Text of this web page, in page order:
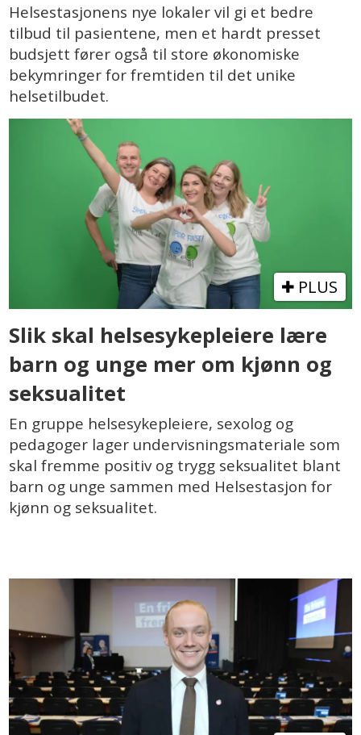
Helsestasjonens nye lokaler vil gi et bedre
tilbud til pasientene, men et hardt presset
budsjett fører også til store økonomiske
bekymringer for fremtiden til det unike
helsetilbudet.
PLUS
Slik skal helsesykepleiere lære
barn og unge mer om kjønn og
seksualitet
En gruppe helsesykepleiere, sexolog og
pedagoger lager undervisningsmateriale som
skal fremme positiv og trygg seksualitet blant
barn og unge sammen med Helsestasjon for
kjønn og seksualitet.